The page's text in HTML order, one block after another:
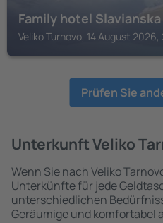
Family hotel
Veliko Turnovo, 14 August
Prüfen Sie
Unterkunft Veliko
Wenn Sie nach Veliko
Unterkünfte für jede
unterschiedlichen
Geräumige und komfortabel